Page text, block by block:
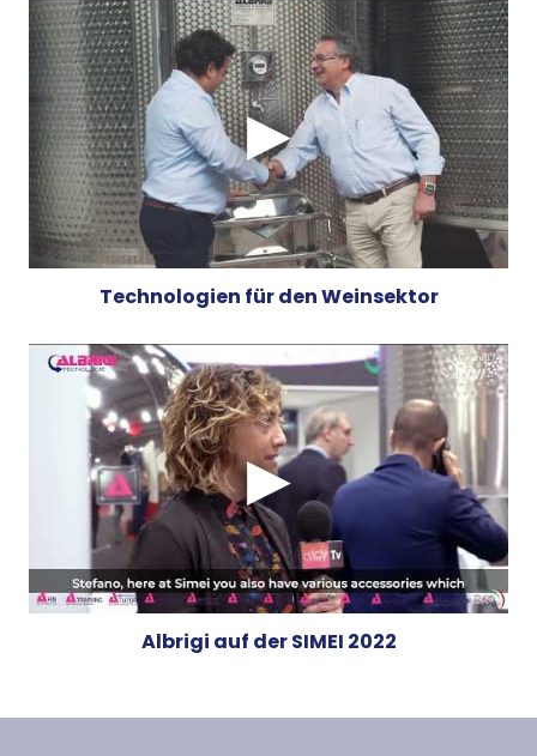
Technologien für den Weinsektor
Albrigi auf der SIMEI 2022